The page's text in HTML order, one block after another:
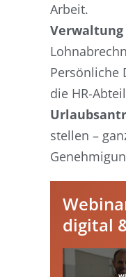
Arbeit.
Persönliche
die HR-
stellen –
digital